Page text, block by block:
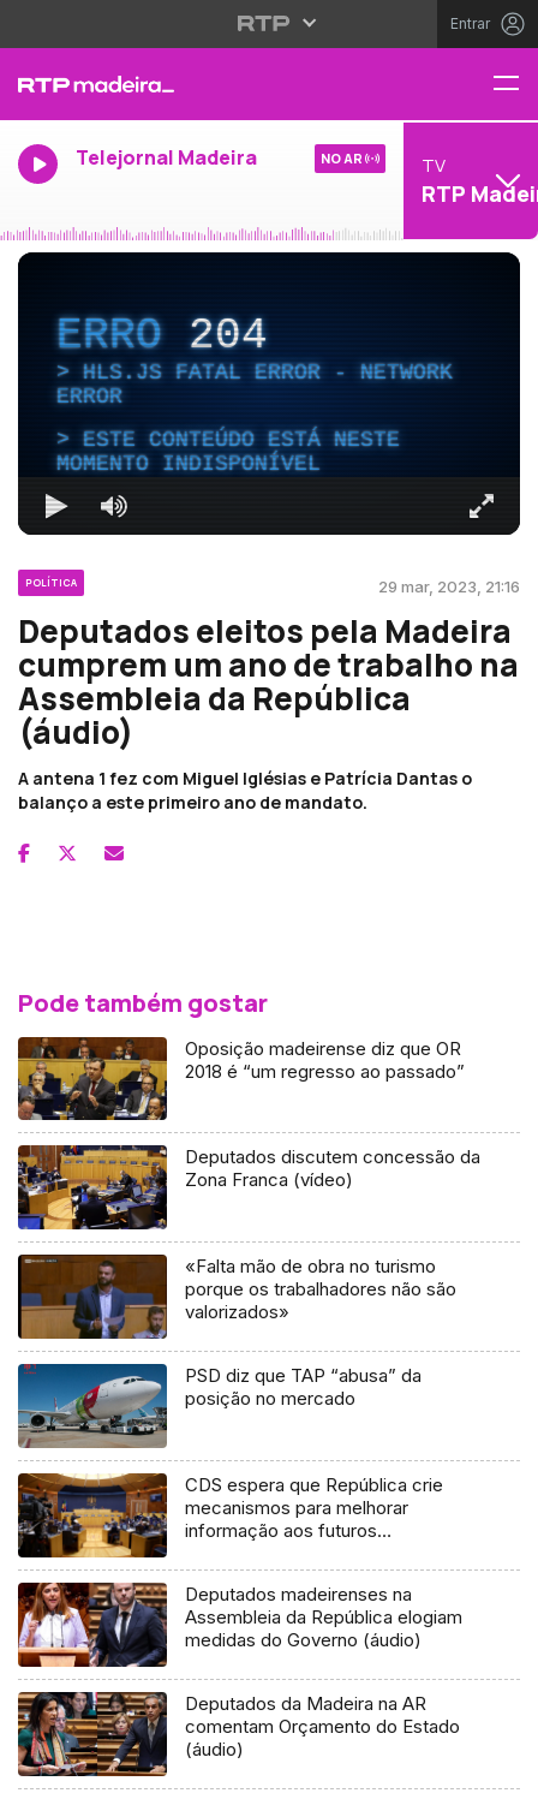
Entrar
Telejornal Madeira NO AR TV
RTP
ERRO204
HLS.JS FATAL ERROR - NETWORK
ERROR
ESTE CONTEÚDO ESTÁ NESTE
MOMENTO INDISPONÍVEL
POLÍTICA 29 mar, 2023, 21:16
Deputados eleitos pela Madeira
cumprem um ano de trabalho na
Assembleia da República
(áudio)
A antena 1 fez com Miguel Iglésias e Patrícia Dantas o
balanço a este primeiro ano de mandato.
Pode também gostar
Oposição madeirense diz que OR
2018 é “um regresso ao passado”
Deputados discutem concessão da
Zona Franca (vídeo)
«Falta mão de obra no turismo
porque os trabalhadores não são
valorizados»
PSD diz que TAP “abusa” da
posição no mercado
CDS espera que República crie
mecanismos para melhorar
informação aos futuros
Deputados madeirenses na
Assembleia da República elogiam
medidas do Governo (áudio)
Deputados da Madeira na AR
comentam Orçamento do Estado
(áudio)